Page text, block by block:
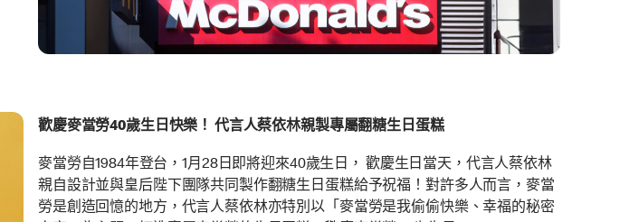
歡慶麥當勞40歲生日快樂！ 代言人蔡依林親製專屬翻糖生日蛋糕
麥當勞自1984年登台，1月28日即將迎來40歲生日， 歡慶生日當天，代言人蔡依林
親自設計並與皇后陛下團隊共同製作翻糖生日蛋糕給予祝福！對許多人而言，麥當
勞是創造回憶的地方，代言人蔡依林亦特別以「麥當勞是我偷偷快樂、幸福的秘密